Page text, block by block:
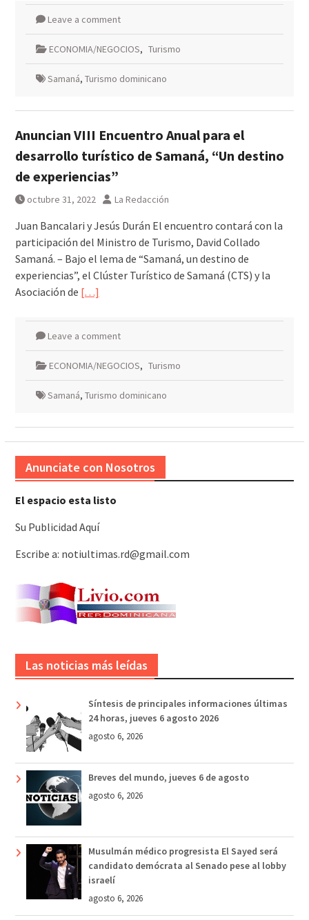
Leave a comment
ECONOMIA/NEGOCIOS, Turismo
Samaná, Turismo dominicano
Anuncian VIII Encuentro Anual para el
desarrollo turístico de Samaná, “Un destino
de experiencias”
octubre 31, 2022 La Redacción
Juan Bancalari y Jesús Durán El encuentro contará con la
participación del Ministro de Turismo, David Collado
Samaná. – Bajo el lema de “Samaná, un destino de
experiencias”, el Clúster Turístico de Samaná (CTS) y la
Asociación de […]
Leave a comment
ECONOMIA/NEGOCIOS, Turismo
Samaná, Turismo dominicano
Anunciate con Nosotros
El espacio esta listo
Su Publicidad Aquí
Escribe a: notiultimas.rd@gmail.com
Las noticias más leídas
Síntesis de principales informaciones últimas
24 horas, jueves 6 agosto 2026
agosto 6, 2026
Breves del mundo, jueves 6 de agosto
agosto 6, 2026
Musulmán médico progresista El Sayed será
candidato demócrata al Senado pese al lobby
israelí
agosto 6, 2026